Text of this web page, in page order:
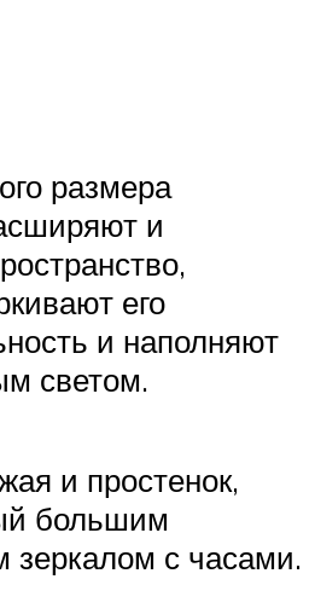
размера
и
его
и наполняют
светом.
и простенок,
большим
зеркалом с часами.